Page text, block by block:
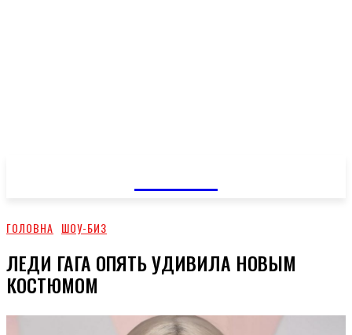
ГОЛОВНА ШОУ-БИЗ
ЛЕДИ ГАГА ОПЯТЬ УДИВИЛА НОВЫМ
КОСТЮМОМ